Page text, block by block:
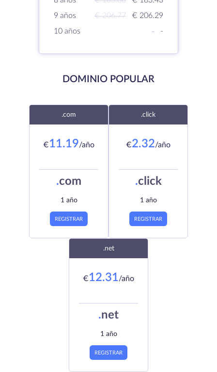
9 años
€ 206.77
€ 206.29
10 años
- -
DOMINIO POPULAR
.com
€11.19/año
.com
1 año
REGISTRAR
.click
€2.32/año
.click
1 año
REGISTRAR
.net
€12.31/año
.net
1 año
REGISTRAR